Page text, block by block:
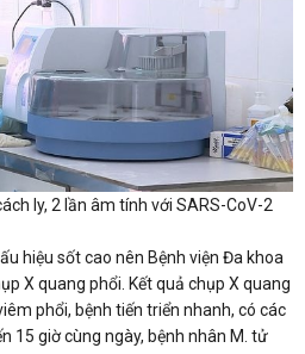
ly, 2 lần âm tính với SARS-CoV-2
hiệu sốt cao nên Bệnh viện Đa khoa
X quang phổi. Kết quả chụp X quang
phổi, bệnh tiến triển nhanh, có các
15 giờ cùng ngày, bệnh nhân M. tử